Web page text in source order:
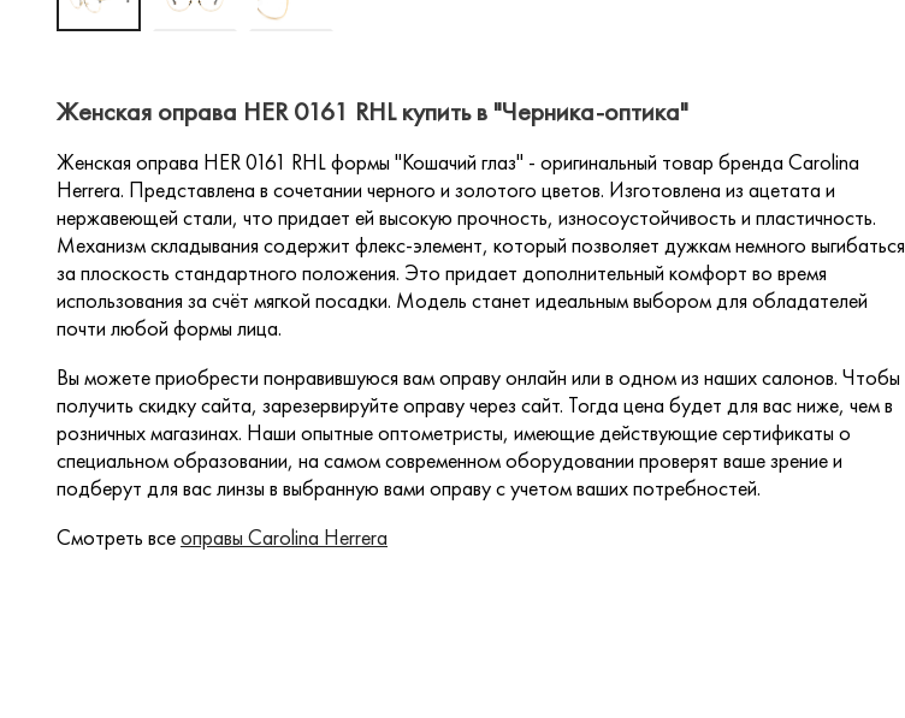
Женская оправа HER 0161 RHL купить в "Черника-оптика"
Женская оправа HER 0161 RHL формы "Кошачий глаз" - оригинальный товар бренда Carolina
Herrera. Представлена в сочетании черного и золотого цветов. Изготовлена из ацетата и
нержавеющей стали, что придает ей высокую прочность, износоустойчивость и пластичность.
Механизм складывания содержит флекс-элемент, который позволяет дужкам немного выгибаться
за плоскость стандартного положения. Это придает дополнительный комфорт во время
использования за счёт мягкой посадки. Модель станет идеальным выбором для обладателей
почти любой формы лица.
Вы можете приобрести понравившуюся вам оправу онлайн или в одном из наших салонов. Чтобы
получить скидку сайта, зарезервируйте оправу через сайт. Тогда цена будет для вас ниже, чем в
розничных магазинах. Наши опытные оптометристы, имеющие действующие сертификаты о
специальном образовании, на самом современном оборудовании проверят ваше зрение и
подберут для вас линзы в выбранную вами оправу с учетом ваших потребностей.
Смотреть всеоправы Carolina Herrera